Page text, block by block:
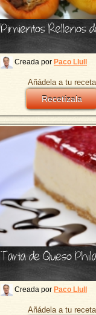
Pimientos Rellenos
Creada por Paco Llull
Añádela a tu
Recetízala
Tarta de Queso
Creada por Paco Llull
Añádela a tu